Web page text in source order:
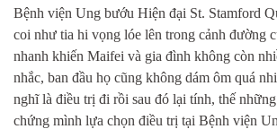
Bệnh viện Ung bướu Hiện đại St. Stamford
coi như tia hi vọng lóe lên trong cảnh đường
nhanh khiến Maifei và gia đình không còn
nhắc, ban đầu họ cũng không dám ôm quá
nghĩ là điều trị đi rồi sau đó lại tính, thế
chứng mình lựa chọn điều trị tại Bệnh viện